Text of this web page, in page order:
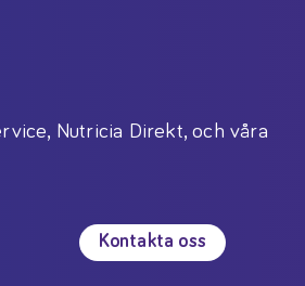
Nutricia Direkt, och våra
Kontakta oss